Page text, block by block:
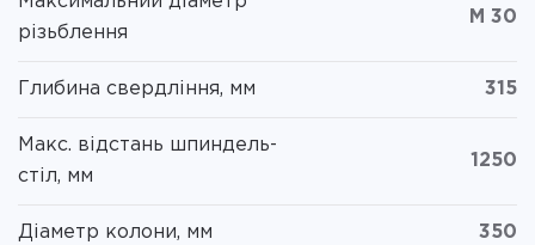
різьблення
M 30
Глибина свердління, мм 315
Макс. відстань шпиндель-
стіл, мм
1250
Діаметр колони, мм 350